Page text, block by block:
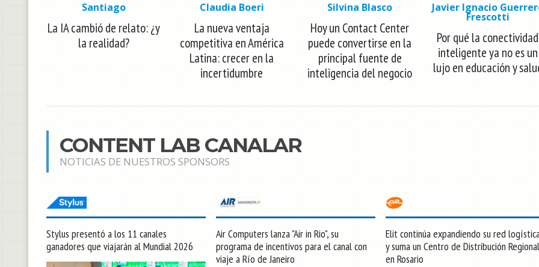
Santiago
La IA cambió de relato: ¿y
la realidad?
Claudia Boeri
La nueva ventaja
competitiva en América
Latina: crecer en la
incertidumbre
Silvina Blasco
Hoy un Contact Center
puede convertirse en la
principal fuente de
inteligencia del negocio
Javier Ignacio
Frescotti
Por qué la conectividad
inteligente ya no es un
lujo en educación y
CONTENT LAB CANALAR
NOTICIAS DE NUESTROS SPONSORS
Stylus presentó a los 11 canales
ganadores que viajarán al Mundial 2026
Air Computers lanza "Air in Rio", su
programa de incentivos para el canal con
viaje a Río de Janeiro
Elit continúa expandiendo su red
y suma un Centro de Distribución Regional
en Rosario